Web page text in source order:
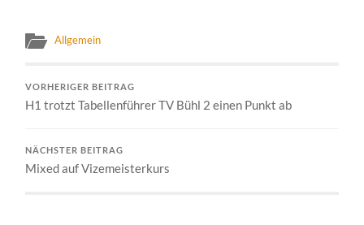
Allgemein
VORHERIGER BEITRAG
H1 trotzt Tabellenführer TV Bühl 2 einen Punkt ab
NÄCHSTER BEITRAG
Mixed auf Vizemeisterkurs